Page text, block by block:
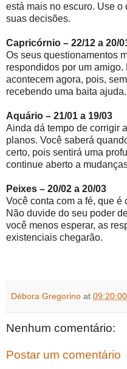
está mais no escuro. Use
suas decisões.
Capricórnio – 22/12 a 20/
Os seus questionamentos
respondidos por um
acontecem agora, pois,
recebendo uma baita ajuda.
Aquário – 21/01 a 19/03
Ainda dá tempo de corrigir
planos. Você saberá
certo, pois sentirá uma
continue aberto a
Peixes – 20/02 a 20/03
Você conta com a fé, que é
Não duvide do seu poder
você menos esperar, as
existenciais chegarão.
Débora Gregorino at 09:20:00
Nenhum comentário:
Postar um comentário